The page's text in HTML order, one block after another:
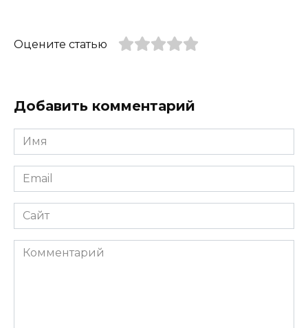
Оцените статью
Добавить комментарий
Имя
*
Email
*
Сайт
Комментарий